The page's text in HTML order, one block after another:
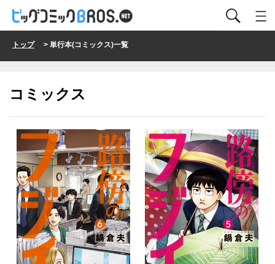
トップ> 単行本(コミックス)一覧
コミックス